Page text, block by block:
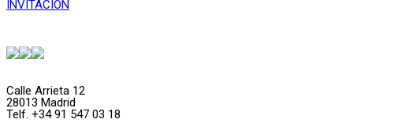
INVITACIÓN
Calle Arrieta 12
28013 Madrid
Telf. +34 91 547 03 18